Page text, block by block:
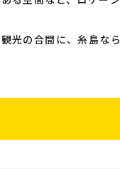
光の合間に、糸島なら